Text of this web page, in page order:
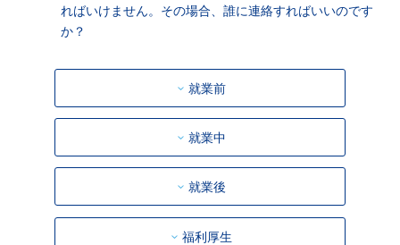
ればいけません。その場合、誰に連絡すればいいのです
か？
就業前
就業中
就業後
福利厚生